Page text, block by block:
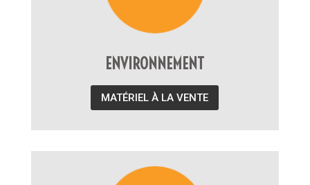
ENVIRONNEMENT
MATÉRIEL À LA VENTE